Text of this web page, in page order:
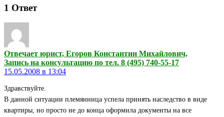
1 Ответ
Отвечает юрист, Егоров Константин Михайлович,
Запись на консультацию по тел. 8 (495) 740-55-17
15.05.2008 в 13:04
Здравствуйте.
В данной ситуации племянница успела принять наследство в виде
квартиры, но просто не до конца оформила документы на все